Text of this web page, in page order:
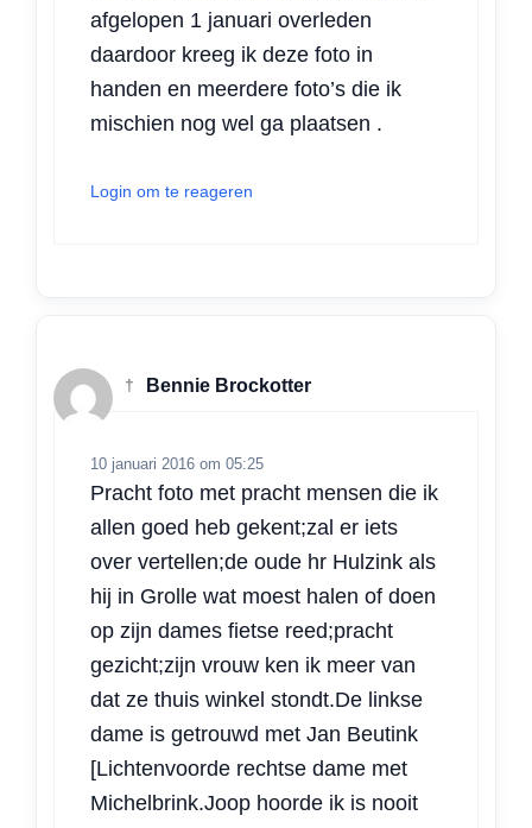
afgelopen 1 januari overleden
daardoor kreeg ik deze foto in
handen en meerdere foto’s die ik
mischien nog wel ga plaatsen .
Login om te reageren
† Bennie Brockotter
10 januari 2016 om 05:25
Pracht foto met pracht mensen die ik
allen goed heb gekent;zal er iets
over vertellen;de oude hr Hulzink als
hij in Grolle wat moest halen of doen
op zijn dames fietse reed;pracht
gezicht;zijn vrouw ken ik meer van
dat ze thuis winkel stondt.De linkse
dame is getrouwd met Jan Beutink
[Lichtenvoorde rechtse dame met
Michelbrink.Joop hoorde ik is nooit